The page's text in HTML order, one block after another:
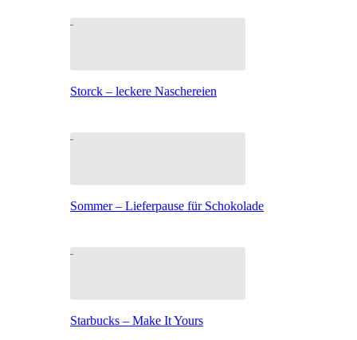
Storck – leckere Naschereien
Sommer – Lieferpause für Schokolade
Starbucks – Make It Yours